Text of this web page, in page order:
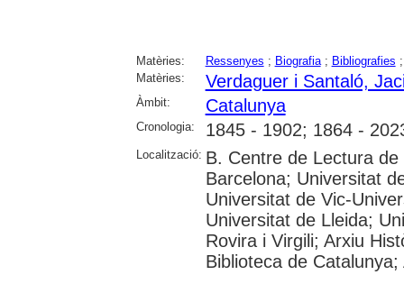
Matèries: Ressenyes ; Biografia; Bibliografies
Matèries:
Verdaguer i Santaló,
Àmbit: Catalunya
Cronologia: 1845 - 1902; 1864 -
Localització: B. Centre de Lectura
Barcelona; Universitat
Universitat de Vic-
Universitat de Lleida;
Rovira i Virgili; Arxiu
Biblioteca de